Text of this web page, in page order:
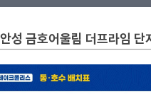
안성 금호어울림 더프라임 단